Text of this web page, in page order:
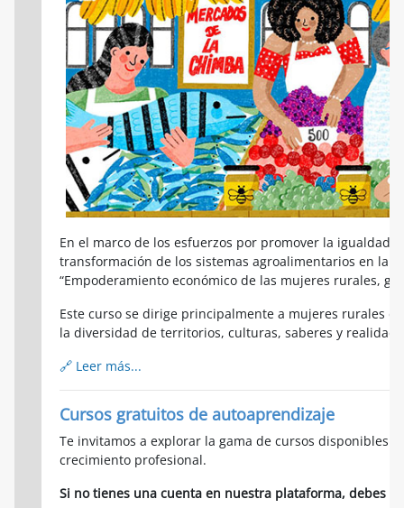
En el marco de los esfuerzos por promover la igualdad
transformación de los sistemas agroalimentarios en la
“Empoderamiento económico de las mujeres rurales,
Este curso se dirige principalmente a mujeres rurales
la diversidad de territorios, culturas, saberes y
🔗 Leer más...
Cursos gratuitos de autoaprendizaje
Te invitamos a explorar la gama de cursos disponibles
crecimiento profesional.
Si no tienes una cuenta en nuestra plataforma, debes